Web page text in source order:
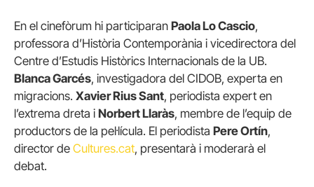
En el cinefòrum hi participaran Paola Lo Cascio,
professora d’Història Contemporània i vicedirectora del
Centre d’Estudis Històrics Internacionals de la UB.
Blanca Garcés, investigadora del CIDOB, experta en
migracions. Xavier Rius Sant, periodista expert en
l’extrema dreta i Norbert Llaràs, membre de l’equip de
productors de la pel·lícula. El periodista Pere Ortín,
director de Cultures.cat, presentarà i moderarà el
debat.